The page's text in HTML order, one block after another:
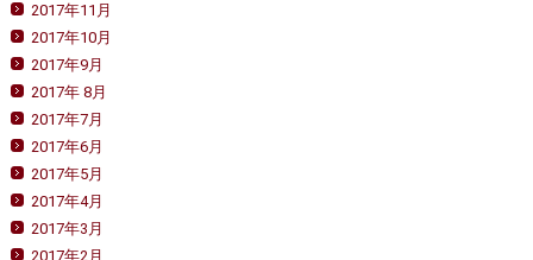
2017年11月
2017年10月
2017年9月
2017年 8月
2017年7月
2017年6月
2017年5月
2017年4月
2017年3月
2017年2月